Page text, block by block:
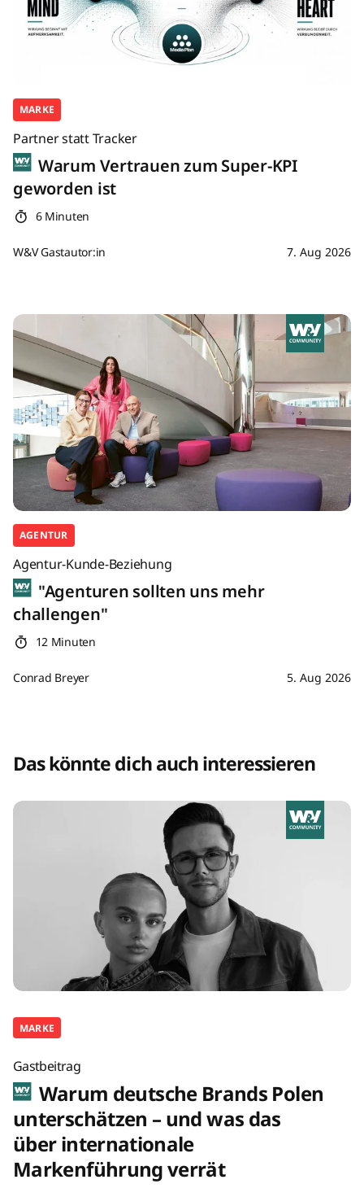
MARKE
Partner statt Tracker
Warum Vertrauen zum Super-KPI
geworden ist
6 Minuten
W&V Gastautor:in 7. Aug 2026
AGENTUR
Agentur-Kunde-Beziehung
"Agenturen sollten uns mehr
challengen"
12 Minuten
Conrad Breyer 5. Aug 2026
Das könnte dich auch interessieren
MARKE
Gastbeitrag
Warum deutsche Brands Polen
unterschätzen – und was das
über internationale
Markenführung verrät